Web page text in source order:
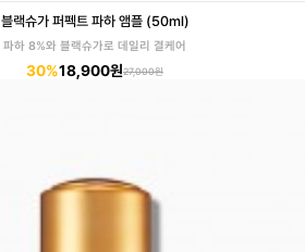
블랙슈가 퍼펙트 파하 앰플 (50ml)
파하 8%와 블랙슈가로 데일리 결케어
30%18,900원27,000원